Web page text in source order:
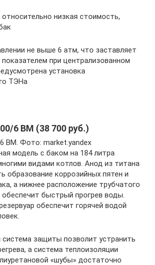
низкая стоимость,
не выше 6 атм, что заставляет
при централизованном
установка
ТЭНа
6 BM (38 700 руб.)
BM. Фото: market.yandex
модель с баком на 184 литра
видами котлов. Анод из титана
образование коррозийных пятен и
а нижнее расположение трубчатого
обеспечит быстрый прогрев воды.
обеспечит горячей водой
защиты позволит устранить
а система теплоизоляции
«шубы» достаточно